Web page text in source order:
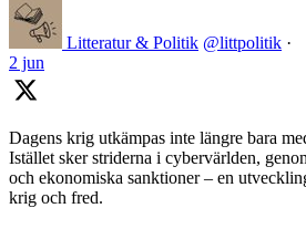
Litteratur & Politik @littpolitik ·
2 jun
Dagens krig utkämpas inte längre bara
Istället sker striderna i cybervärlden,
och ekonomiska sanktioner – en
krig och fred.